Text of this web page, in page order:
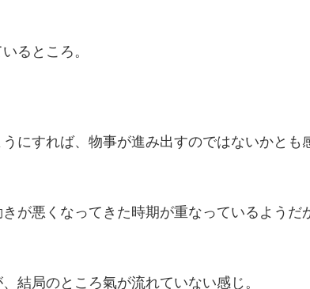
るところ。
にすれば、物事が進み出すのではないかとも
が悪くなってきた時期が重なっているようだ
結局のところ氣が流れていない感じ。